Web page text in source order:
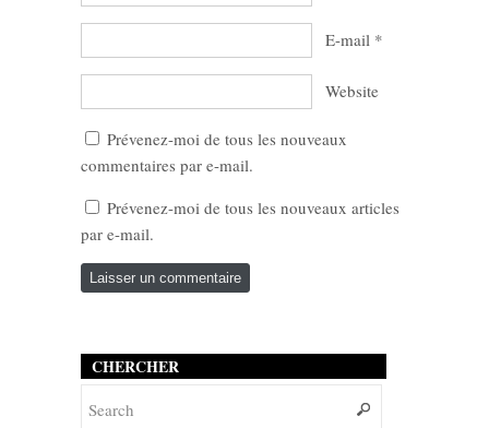
E-mail *
Website
Prévenez-moi de tous les nouveaux
commentaires par e-mail.
Prévenez-moi de tous les nouveaux articles
par e-mail.
CHERCHER